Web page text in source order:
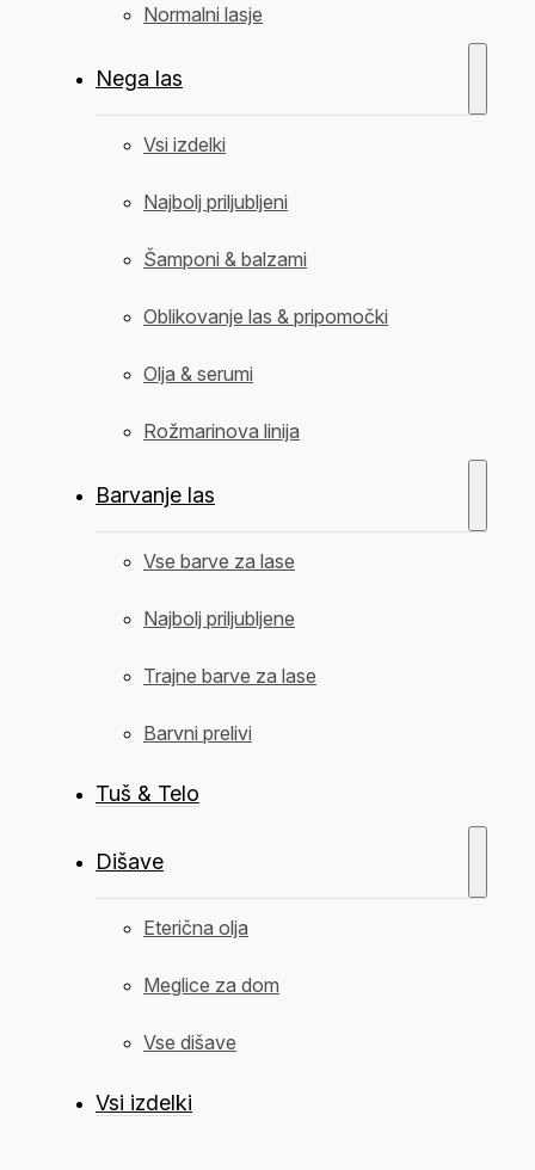
Normalni lasje
Nega las
Vsi izdelki
Najbolj priljubljeni
Šamponi & balzami
Oblikovanje las & pripomočki
Olja & serumi
Rožmarinova linija
Barvanje las
Vse barve za lase
Najbolj priljubljene
Trajne barve za lase
Barvni prelivi
Tuš & Telo
Dišave
Eterična olja
Meglice za dom
Vse dišave
Vsi izdelki